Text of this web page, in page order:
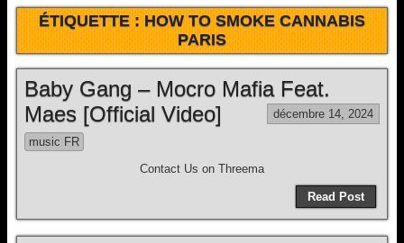
ÉTIQUETTE :HOW TO SMOKE CANNABIS
PARIS
Baby Gang – Mocro Mafia Feat.
Maes [Official Video]
décembre 14, 2024
music FR
Contact Us on Threema
Read Post